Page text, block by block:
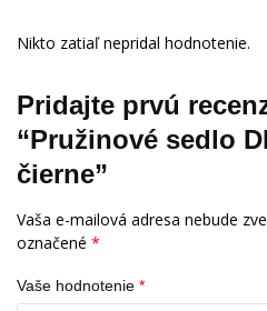
Nikto zatiaľ nepridal hodnotenie.
Pridajte prvú
“Pružinové sedlo
čierne”
Vaša e-mailová adresa nebude
označené *
Vaše hodnotenie *